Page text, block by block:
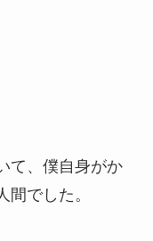
て、僕自身がか
でした。